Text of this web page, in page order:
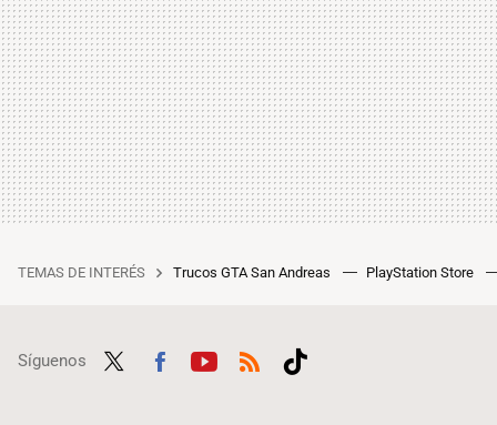
TEMAS DE INTERÉS Trucos GTA San Andreas PlayStation Store
Síguenos